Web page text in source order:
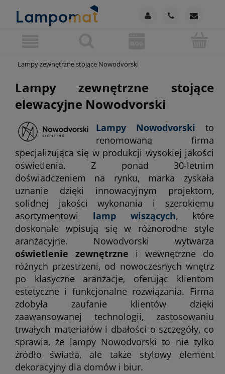
Lampy zewnętrzne stojące Nowodvorski
Lampy zewnętrzne stojące
elewacyjne Nowodvorski
Lampy Nowodvorski to
renomowana firma
specjalizująca się w produkcji wysokiej jakości
oświetlenia. Z ponad 30-letnim
doświadczeniem na rynku, marka zyskała
uznanie dzięki innowacyjnym projektom,
solidnej jakości wykonania i szerokiemu
asortymentowi lamp wiszących, które
doskonale wpisują się w różnorodne style
aranżacyjne. Nowodvorski wytwarza
oświetlenie zewnętrzne i wewnętrzne do
różnych przestrzeni, od nowoczesnych wnętrz
po klasyczne aranżacje, oferując klientom
estetyczne i funkcjonalne rozwiązania. Firma
zdobyła zaufanie klientów dzięki
zaawansowanej technologii, zastosowaniu
trwałych materiałów i dbałości o szczegóły, co
sprawia, że lampy Nowodvorski to nie tylko
źródło światła, ale także stylowy element
dekoracyjny dla domów i biur.